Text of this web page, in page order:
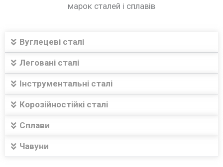
марок сталей і сплавів
Вуглецеві сталі
Леговані сталі
Інструментальні сталі
Корозійностійкі сталі
Сплави
Чавуни